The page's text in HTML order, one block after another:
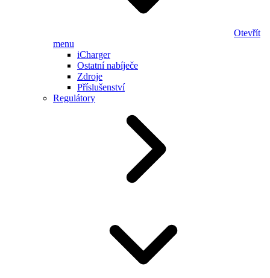
Otevřít
menu
iCharger
Ostatní nabíječe
Zdroje
Příslušenství
Regulátory